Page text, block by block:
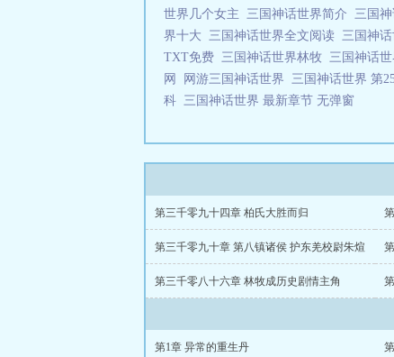
世界几个女主 三国神话世界简介 三国
界十大 三国神话世界全文阅读 三国神
TXT免费 三国神话世界林牧 三国神话
网
网游三国神话世界 三国神话世界 第
科 三国神话世界 最新章节 无弹窗
第三千零九十四章 柏氏大胜而归
第三千零九十章 第八镇诸侯 护东羌校尉朱煊
第三千零八十六章 林牧成历史剧情主角
第1章 异常的重生丹